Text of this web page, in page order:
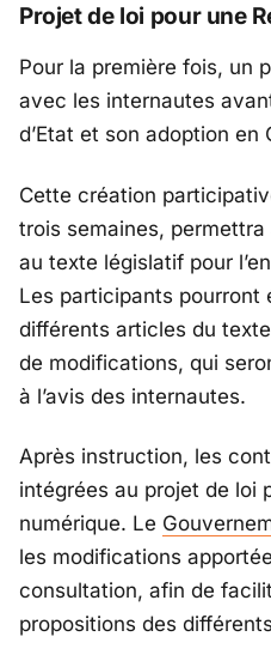
Projet de loi pour une
Pour la première fois, un
avec les internautes
d’Etat et son adoption en
Cette création
trois semaines,
au texte législatif pour
Les participants pourront
différents articles du
de modifications, qui
à l’avis des internautes.
Après instruction, les
intégrées au projet de loi
numérique. Le
les modifications
consultation, afin de
propositions des